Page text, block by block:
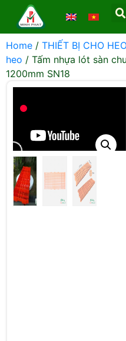
Home / THIẾT BỊ CHO
heo / Tấm nhựa lót sàn
1200mm SN18